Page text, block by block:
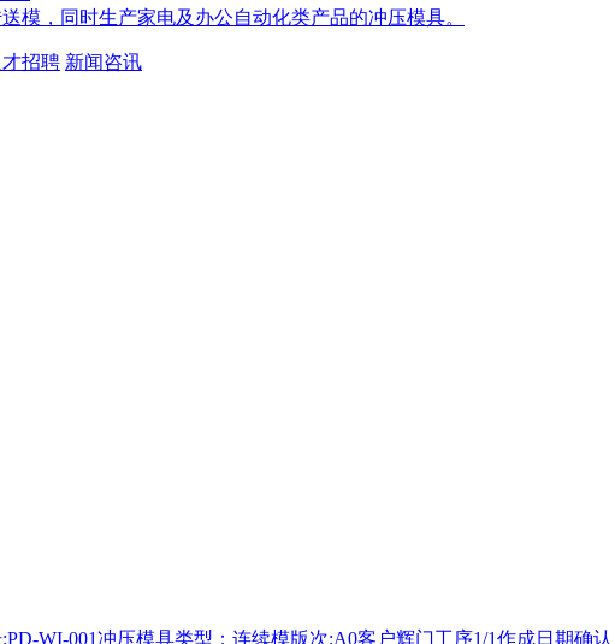
模，同时生产家电及办公自动化类产品的冲压模具。
才招聘 新闻咨讯
WI-001冲压模具类型：连续模版次:A0客户辉门工序1/1作成日期确